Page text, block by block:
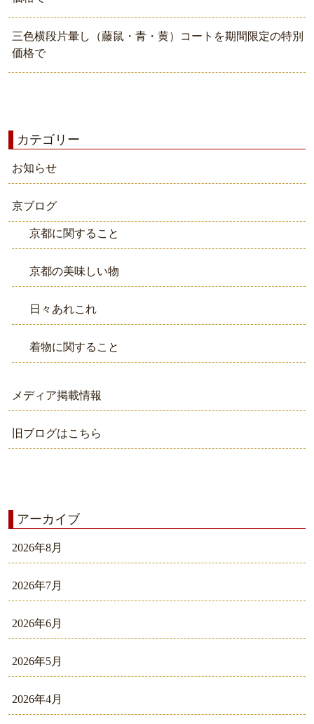
三色横段片暈し（藤鼠・青・黄）コートを期間限定の特別
価格で
カテゴリー
お知らせ
京ブログ
京都に関すること
京都の美味しい物
日々あれこれ
着物に関すること
メディア掲載情報
旧ブログはこちら
アーカイブ
2026年8月
2026年7月
2026年6月
2026年5月
2026年4月